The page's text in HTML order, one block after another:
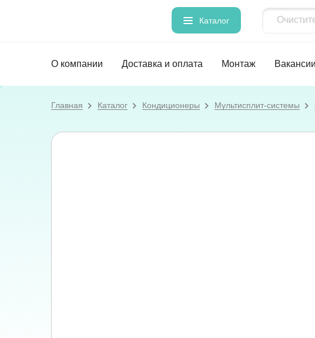
Каталог
О компании Доставка и оплата Монтаж Вакансии
Главная Каталог Кондиционеры Мультисплит-системы